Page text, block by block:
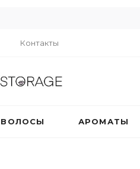
Контакты
ВОЛОСЫ АРОМАТЫ